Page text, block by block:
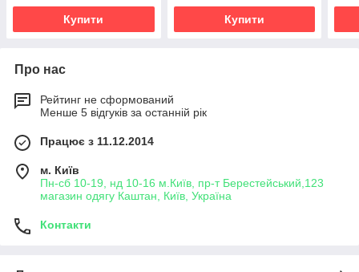
Купити Купити
Про нас
Рейтинг не сформований
Менше 5 відгуків за останній рік
Працює з 11.12.2014
м. Київ
Пн-сб 10-19, нд 10-16 м.Київ, пр-т Берестейський,123
магазин одягу Каштан, Київ, Україна
Контакти